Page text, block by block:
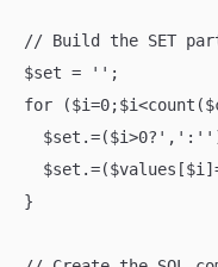
// Build the SET part
$set = '';
for
}